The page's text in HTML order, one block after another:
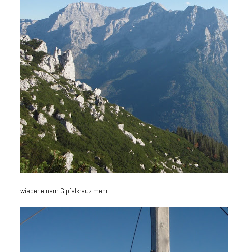
wieder einem Gipfelkreuz mehr....